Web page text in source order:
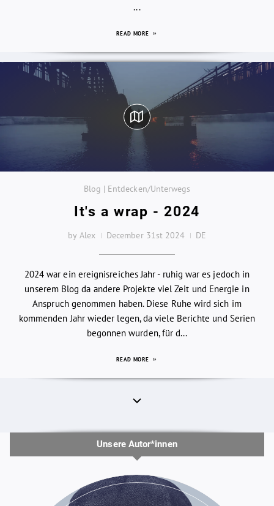
...
READ MORE
Blog | Entdecken/Unterwegs
It's a wrap - 2024
by Alex December 31st 2024 DE
2024 war ein ereignisreiches Jahr - ruhig war es jedoch in
unserem Blog da andere Projekte viel Zeit und Energie in
Anspruch genommen haben. Diese Ruhe wird sich im
kommenden Jahr wieder legen, da viele Berichte und Serien
begonnen wurden, für d...
READ MORE
Unsere Autor*innen